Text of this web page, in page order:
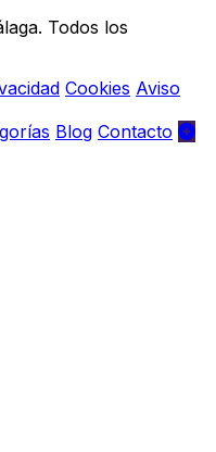
Todos los
Cookies Aviso
Blog Contacto